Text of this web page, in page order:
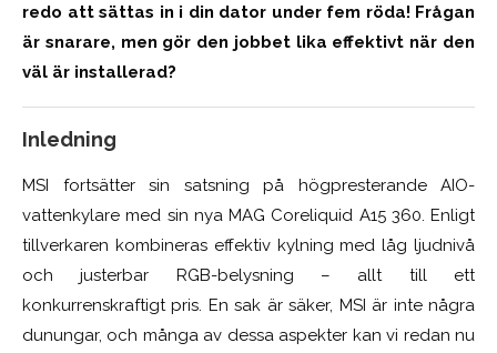
redo att sättas in i din dator under fem röda! Frågan
är snarare, men gör den jobbet lika effektivt när den
väl är installerad?
Inledning
MSI fortsätter sin satsning på högpresterande AIO-
vattenkylare med sin nya MAG Coreliquid A15 360. Enligt
tillverkaren kombineras effektiv kylning med låg ljudnivå
och justerbar RGB-belysning – allt till ett
konkurrenskraftigt pris. En sak är säker, MSI är inte några
dunungar, och många av dessa aspekter kan vi redan nu